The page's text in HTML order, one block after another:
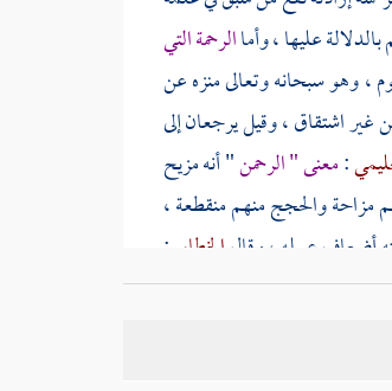
عليها ، وأماالرحمة التي
، وهو سبحانه وتعالى منزه عن
غير اشتقاق ، وقيل يرجعان إلى
:معنى " الرحمن" أنه مزيح
مزاحة والحجج منهم منقطعة ،
أضعاف عمله ، وقالالخطابي :
لا يثنى ولا يجمع ، واحتج له